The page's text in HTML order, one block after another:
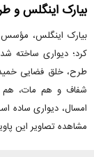
بیارک اینگلس و
کرد؛ دیواری ساخته
طرح، خلق فضایی
شفاف و هم مات، هم
امسال، دیواری ساده
مشاهده تصاویر این